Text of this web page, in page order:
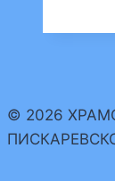
© 2026